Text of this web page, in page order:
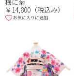
￥14,800（税込み）
お気に入りに追加